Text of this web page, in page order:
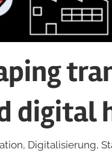
digital
Digitalisierung,